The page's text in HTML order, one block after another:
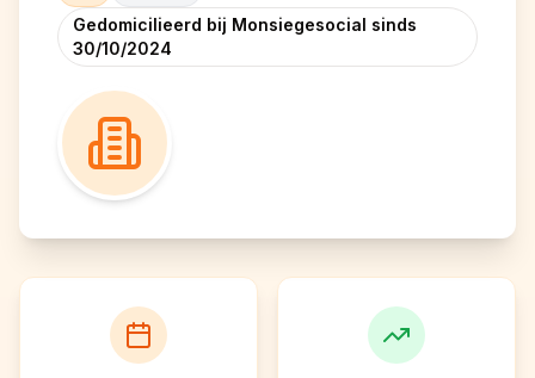
Gedomicilieerd bij Monsiegesocial sinds
30/10/2024